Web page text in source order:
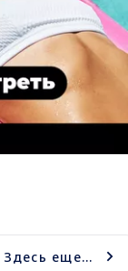
Здесь еще...